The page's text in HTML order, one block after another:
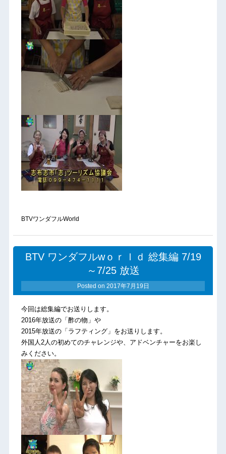
BTVワンダフルWorld
BTV ワンダフルwｏｒｌｄ 総集編 7/19
～7/25 放送
Posted on 2017年7月19日
今回は総集編でお送りします。
2016年放送の「酢の物」や
2015年放送の「ラフティング」をお送りします。
外国人2人の初めてのチャレンジや、アドベンチャーをお楽し
みください。